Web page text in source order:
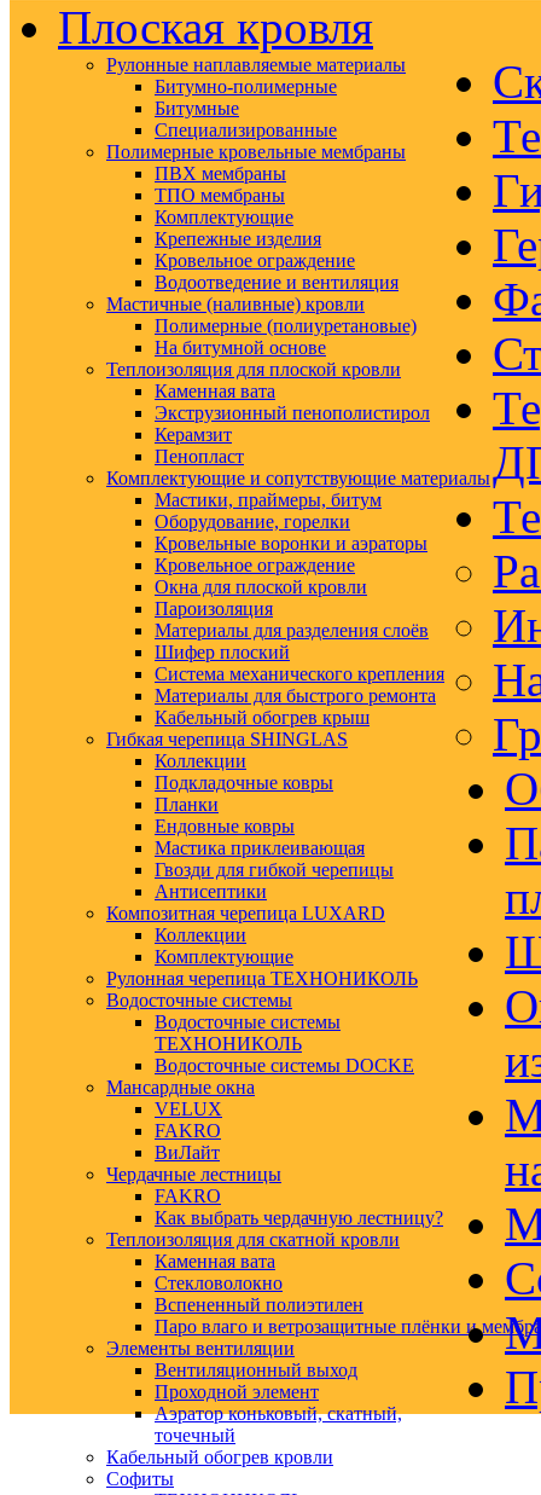
Плоская кровля
Рулонные наплавляемые материалы
Битумно-полимерные
Битумные
Специализированные
Полимерные кровельные мембраны
ПВХ мембраны
ТПО мембраны
Комплектующие
Крепежные изделия
Кровельное ограждение
Водоотведение и вентиляция
Мастичные (наливные) кровли
Полимерные (полиуретановые)
На битумной основе
Теплоизоляция для плоской кровли
Каменная вата
Экструзионный пенополистирол
Керамзит
Пенопласт
Комплектующие и сопутствующие материалы
Мастики, праймеры, битум
Оборудование, горелки
Кровельные воронки и аэраторы
Кровельное ограждение
Окна для плоской кровли
Пароизоляция
Материалы для разделения слоёв
Шифер плоский
Система механического крепления
Материалы для быстрого ремонта
Кабельный обогрев крыш
Гибкая черепица SHINGLAS
Коллекции
Подкладочные ковры
Планки
Ендовные ковры
Мастика приклеивающая
Гвозди для гибкой черепицы
Антисептики
Композитная черепица LUXARD
Коллекции
Комплектующие
Рулонная черепица ТЕХНОНИКОЛЬ
Водосточные системы
Водосточные системы
ТЕХНОНИКОЛЬ
Водосточные системы DOCKE
Мансардные окна
VELUX
FAKRO
ВиЛайт
Чердачные лестницы
FAKRO
Как выбрать чердачную лестницу?
Теплоизоляция для скатной кровли
Каменная вата
Стекловолокно
Вспененный полиэтилен
Паро влаго и ветрозащитные плёнки и
Элементы вентиляции
Вентиляционный выход
Проходной элемент
Аэратор коньковый, скатный,
точечный
Кабельный обогрев кровли
Софиты